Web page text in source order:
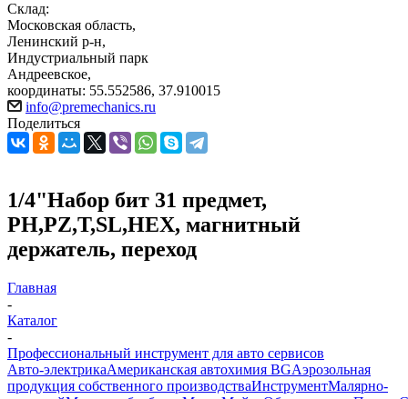
Склад:
Московская область,
Ленинский р-н,
Индустриальный парк
Андреевское,
координаты: 55.552586, 37.910015
info@premechanics.ru
Поделиться
1/4"Набор бит 31 предмет,
PH,PZ,T,SL,HEX, магнитный
держатель, переход
Главная
-
Каталог
-
Профессиональный инструмент для авто сервисов
Авто-электрикаАмериканская автохимия BGАэрозольная
продукция собственного производстваИнструментМалярно-